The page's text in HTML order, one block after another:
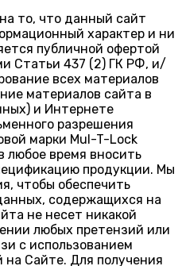
то, что данный сайт
характер и ни
публичной офертой
Статьи 437 (2) ГК РФ, и/
всех материалов
материалов сайта в
и Интернете
разрешения
марки Mul-T-Lock
любое время вносить
продукции. Мы
чтобы обеспечить
содержащихся на
не несет никакой
любых претензий или
с использованием
Сайте. Для получения